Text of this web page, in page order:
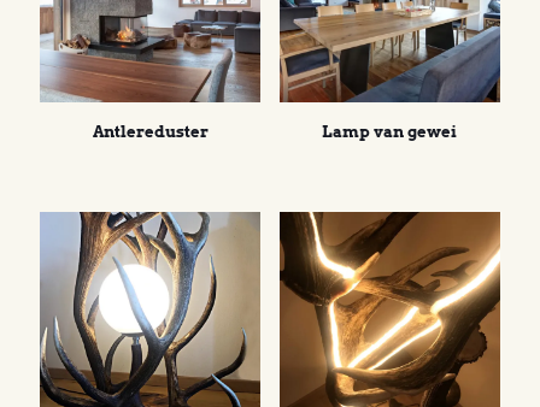
Antlereduster Lamp van gewei